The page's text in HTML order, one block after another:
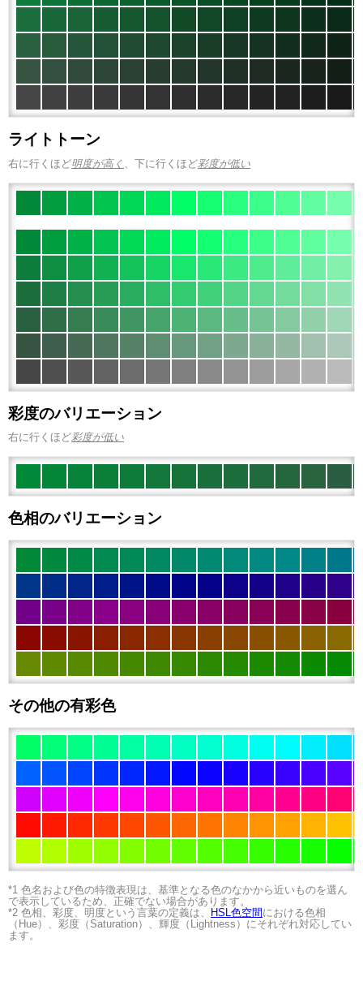
ライトトーン
右に行くほど明度が高く 、下に行くほど彩度が低い
彩度のバリエーション
右に行くほど彩度が低い
色相のバリエーション
その他の有彩色
*1 色名および色の特徴表現は、基準となる色のなかから近いものを選ん
で表示しているため、正確でない場合があります。
*2 色相、彩度、明度という言葉の定義は、
HSL色空間 における色相
（Hue）、彩度（Saturation）、輝度（Lightness）にそれぞれ対応してい
ます。